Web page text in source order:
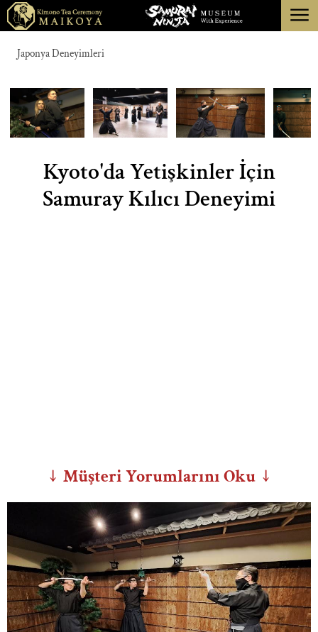
HAKKINDA
İPTAL
menu
Japonya Deneyimleri
Kyoto'da Yetişkinler İçin
Samuray Kılıcı Deneyimi
↓ Müşteri Yorumlarını Oku ↓